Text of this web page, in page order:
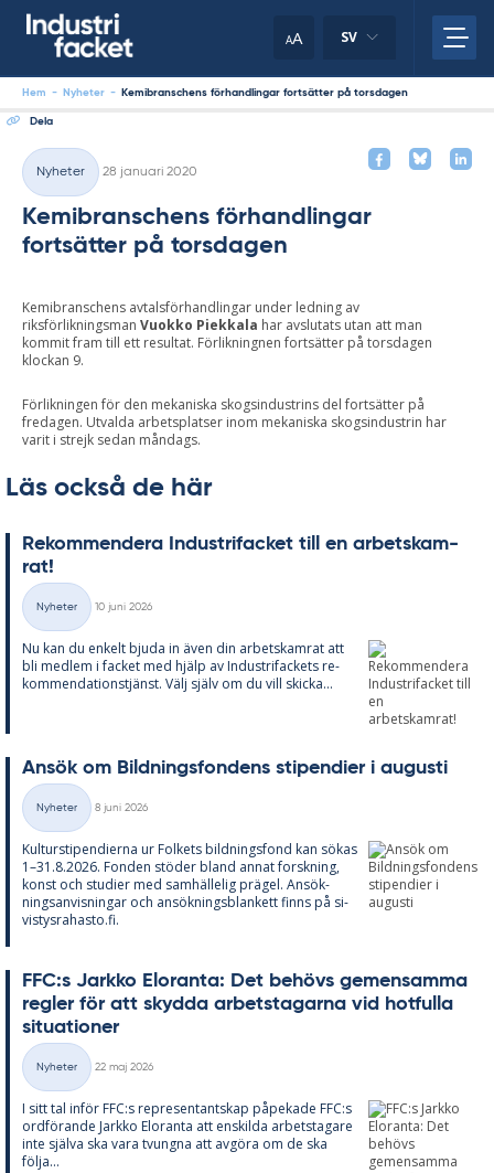
AA SV
Hem - Nyheter - Kemibranschens förhandlingar fortsätter på torsdagen
Dela
Kategorier
Nyheter
28 januari 2020
Kemibranschens förhandlingar
fortsätter på torsdagen
Kemibranschens avtalsförhandlingar under ledning av
riksförlikningsman Vuokko Piekkala har avslutats utan att man
kommit fram till ett resultat. Förlikningnen fortsätter på torsdagen
klockan 9.
Förlikningen för den mekaniska skogsindustrins del fortsätter på
fredagen. Utvalda arbetsplatser inom mekaniska skogsindustrin har
varit i strejk sedan måndags.
Läs också de här
Re­kom­men­de­ra In­du­stri­fac­ket till en ar­bets­kam­
rat!
Kategorier
Nyheter
10 juni 2026
Nu kan du en­kelt bju­da in även din ar­bets­kam­rat att
bli med­lem i fac­ket med hjälp av In­du­stri­fac­kets re­
kom­men­da­tions­tjänst. Välj själv om du vill skic­ka...
An­sök om Bild­nings­fon­dens sti­pen­di­er i au­gusti
Kategorier
Nyheter
8 juni 2026
Kul­tursti­pen­di­er­na ur Fol­kets bild­nings­fond kan sö­kas
1–31.8.2026. Fon­den stö­der bland an­nat forsk­ning,
konst och stu­di­er med sam­häl­le­lig prä­gel. An­sök­
nings­an­vis­ning­ar och an­sök­nings­blan­kett fin­ns på si­
vis­tys­ra­has­to.fi.
FFC:s Jark­ko Elo­ran­ta: Det be­hö­vs ge­men­sam­ma
reg­ler för att skyd­da ar­bets­ta­gar­na vid hot­ful­la
si­tu­a­tio­ner
Kategorier
Nyheter
22 maj 2026
I sitt tal in­för FFC:s re­pre­sen­tant­skap på­pe­ka­de FFC:s
ord­fö­ran­de Jark­ko Elo­ran­ta att en­skil­da ar­bets­ta­ga­re
inte själva ska vara tvung­na att av­gö­ra om de ska
följa...